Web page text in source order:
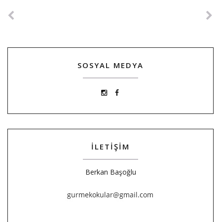
SOSYAL MEDYA
İLETİŞİM
Berkan Başoğlu